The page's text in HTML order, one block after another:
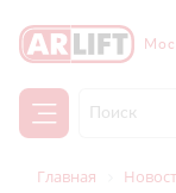
Главная